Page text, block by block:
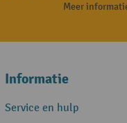
Meer
Informatie
Service en hulp